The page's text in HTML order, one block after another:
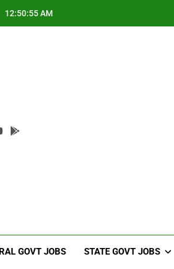
12:50:56 AM
GOVT JOBS STATE GOVT JOBS